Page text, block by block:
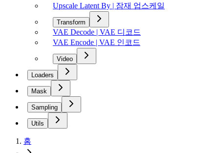
Upscale Latent By | 잠재 업스케일
Transform
VAE Decode | VAE 디코드
VAE Encode | VAE 인코드
Video
Loaders
Mask
Sampling
Utils
홈